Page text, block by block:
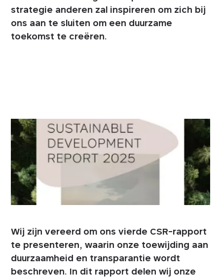
strategie anderen zal inspireren om zich bij
ons aan te sluiten om een duurzame
toekomst te creëren.
Wij zijn vereerd om ons vierde CSR-rapport
te presenteren, waarin onze toewijding aan
duurzaamheid en transparantie wordt
beschreven. In dit rapport delen wij onze